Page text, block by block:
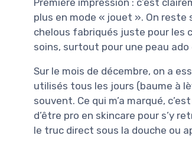
plus en mode « jouet ». On reste
chelous fabriqués juste pour les
soins, surtout pour une peau
Sur le mois de décembre, on a
utilisés tous les jours (baume à
souvent. Ce qui m’a marqué,
d’être pro en skincare pour s’y
le truc direct sous la douche ou